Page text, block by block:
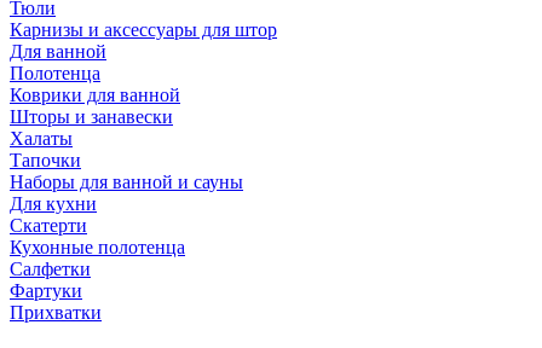
Тюли
Карнизы и аксессуары для штор
Для ванной
Полотенца
Коврики для ванной
Шторы и занавески
Халаты
Тапочки
Наборы для ванной и сауны
Для кухни
Скатерти
Кухонные полотенца
Салфетки
Фартуки
Прихватки